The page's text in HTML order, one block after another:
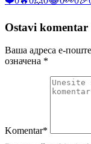
Ostavi komentar
Ваша адреса е-
означена *
Komentar*